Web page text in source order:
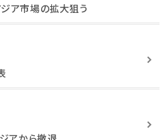
ジア市場の拡大狙う